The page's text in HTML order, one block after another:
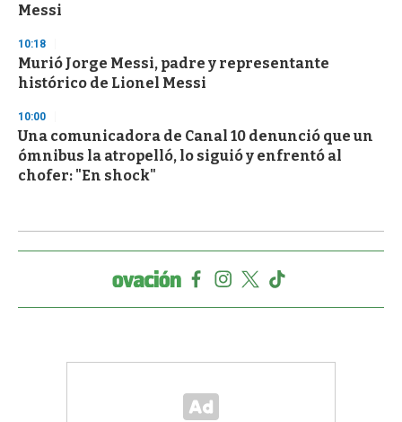
Messi
10:18
Murió Jorge Messi, padre y representante
histórico de Lionel Messi
10:00
Una comunicadora de Canal 10 denunció que un
ómnibus la atropelló, lo siguió y enfrentó al
chofer: "En shock"